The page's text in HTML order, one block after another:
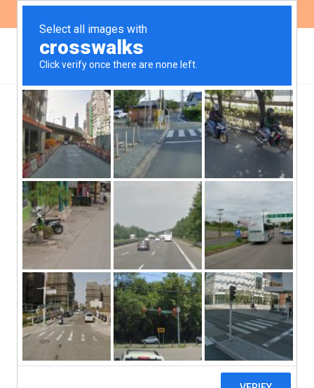
La interrupción del
embarazo como problema
de salud: primera cátedra
universitaria del país